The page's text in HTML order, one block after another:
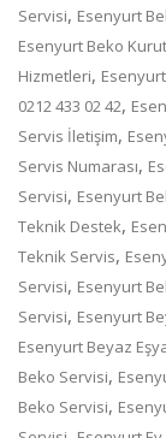
Servisi, Esenyurt
Esenyurt Beko
Hizmetleri,
0212 433 02 42,
Servis İletişim,
Servis Numarası,
Servisi, Esenyurt
Teknik Destek,
Teknik Servis,
Servisi, Esenyurt
Servisi, Esenyurt
Esenyurt Beyaz
Beko Servisi,
Beko Servisi,